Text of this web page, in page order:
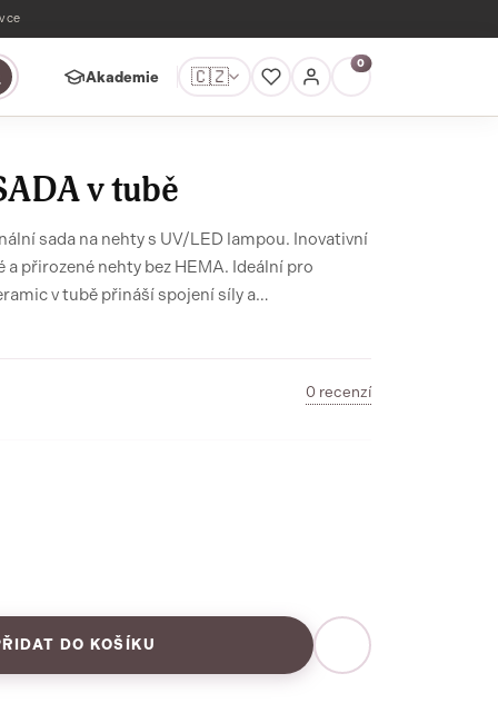
Akademie 🇨🇿
0
v tubě
na nehty s UV/LED lampou. Inovativní
přirozené nehty bez HEMA. Ideální pro
aplikuje a umožňuje precizní práci bez
0 recenzí
DO KOŠÍKU